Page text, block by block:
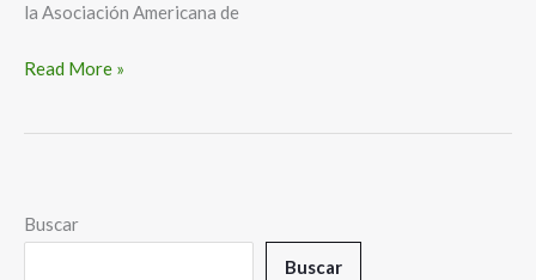
la Asociación Americana de
Read More »
Buscar
Buscar